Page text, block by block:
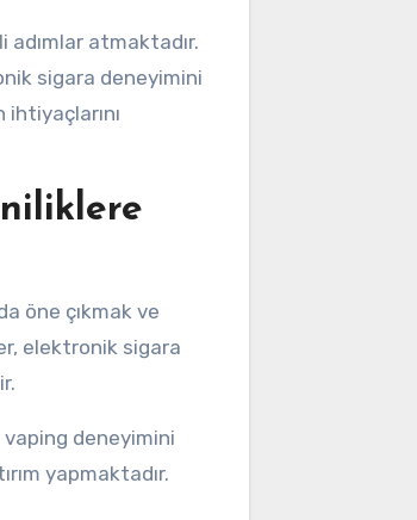
atmaktadır.
sigara deneyimini
öne çıkmak ve
elektronik sigara
deneyimini
yapmaktadır.